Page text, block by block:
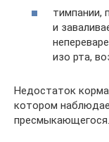
тимпании,
и
изо рта,
Недостаток
котором
пресмыкающегося.